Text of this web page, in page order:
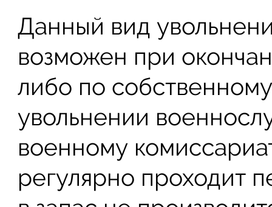
Данный вид
возможен при
либо по
увольнении
военному
регулярно проходит